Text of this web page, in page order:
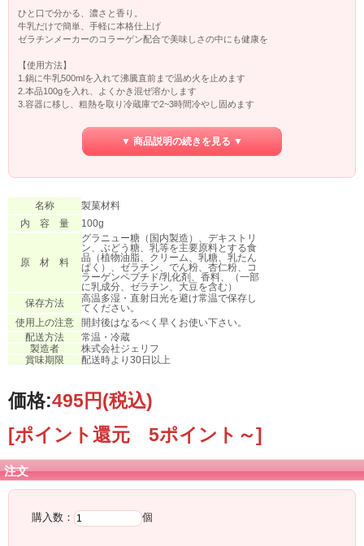
ひと口で分かる、濃さと香り。
牛乳だけで簡単、手軽に本格仕上げ
ゼラチンメーカーのコラーゲン配合で美味しさの中にも健康を
【使用方法】
1.鍋に牛乳500mlを入れて沸騰直前まで温め火を止めます
2.本品100gを入れ、よくかき混ぜ溶かします
3.容器に移し、粗熱を取り冷蔵庫で2~3時間冷やし固めます
▼ 商品説明の続きを見る ▼
名称
製菓材料
内 容 量
100g
原 材 料
グラニュー糖（国内製造）、デキストリ
ン、ぶどう糖、乳等を主要原料とする食
品（植物油脂、クリーム、乳糖、乳たん
ぱく）、ゼラチン、でん粉、杏仁粉、コ
ラーゲンペプチド/乳化剤、香料、（一部
に乳成分、ゼラチン、大豆を含む）
保存方法
高温多湿・直射日光を避け常温で保存し
てください。
使用上の注意
開封後はなるべく早くお使い下さい。
配送方法
常温・冷蔵
製造者
株式会社ジェリフ
賞味期限
配送時より30日以上
価格:495円(税込)
[ポイント還元 5ポイント～]
注文
購入数： 個